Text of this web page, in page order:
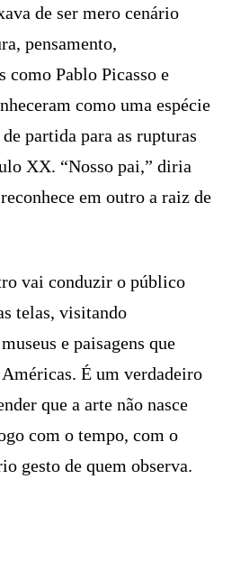
de ser mero cenário
pensamento,
como Pablo Picasso e
como uma espécie
partida para as rupturas
XX. “Nosso pai,” diria
em outro a raiz de
vai conduzir o público
telas, visitando
e paisagens que
É um verdadeiro
que a arte não nasce
com o tempo, com o
gesto de quem observa.